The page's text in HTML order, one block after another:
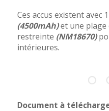
Ces accus existent avec
(4500mAh)et une plage
restreinte (NM18670)
intérieures.
Document à